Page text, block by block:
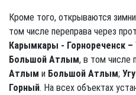
Кроме того, открываются
том числе переправа через
Карымкары - Горнореченск –
Большой Атлым, в том числе
Атлым и Большой Атлым;
Горный. На всех объектах